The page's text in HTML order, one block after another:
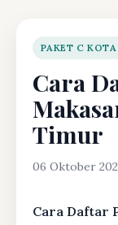
PAKET C
Cara
Timur
06 Oktober
Cara Daftar